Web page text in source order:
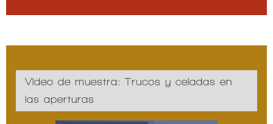
Vídeo de muestra: Trucos y celadas en
las aperturas